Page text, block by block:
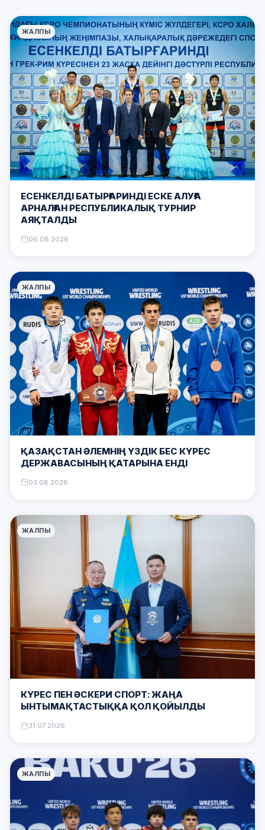
ЖАЛПЫ
ЕСЕНКЕЛДІ БАТЫРҒАРИНДІ ЕСКЕ АЛУҒА
АРНАЛҒАН РЕСПУБЛИКАЛЫҚ ТУРНИР
АЯҚТАЛДЫ
06.08.2026
ЖАЛПЫ
ҚАЗАҚСТАН ӘЛЕМНІҢ ҮЗДІК БЕС КҮРЕС
ДЕРЖАВАСЫНЫҢ ҚАТАРЫНА ЕНДІ
03.08.2026
ЖАЛПЫ
КҮРЕС ПЕН ӘСКЕРИ СПОРТ: ЖАҢА
ЫНТЫМАҚТАСТЫҚҚА ҚОЛ ҚОЙЫЛДЫ
31.07.2026
ЖАЛПЫ